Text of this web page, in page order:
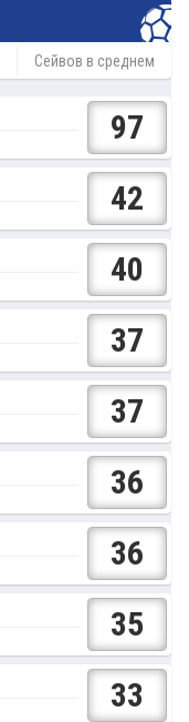
Сейвов в среднем
97
42
40
37
37
36
36
35
33